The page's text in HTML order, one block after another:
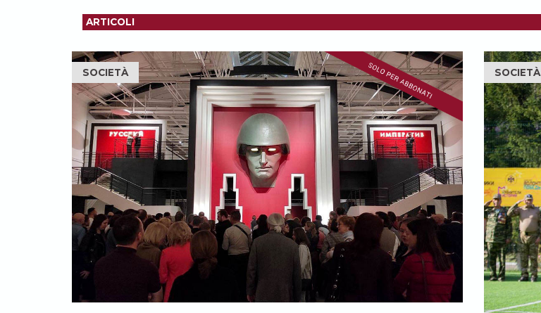
ARTICOLI
SOCIETÀ SOCIETÀ